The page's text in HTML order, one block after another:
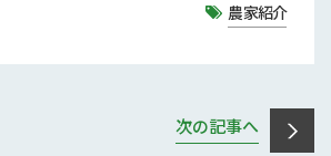
農家紹介
次の記事へ